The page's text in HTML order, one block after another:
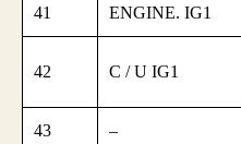
41 ENGINE. IG1
42 C / U IG1
43 –